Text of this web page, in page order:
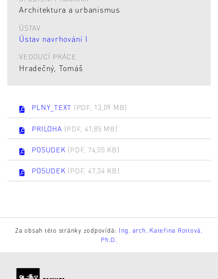
Architektura a urbanismus
ÚSTAV
Ústav navrhování I
VEDOUCÍ PRÁCE
Hradečný, Tomáš
PLNY_TEXT (PDF, 13,09 MB)
PRILOHA (PDF, 41,85 MB)
POSUDEK (PDF, 74,05 KB)
POSUDEK (PDF, 47,34 KB)
Za obsah této stránky zodpovídá: Ing. arch. Kateřina Rottová,
Ph.D.